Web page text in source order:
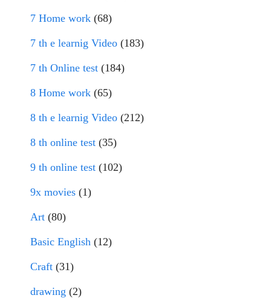
7 Home work (68)
7 th e learnig Video (183)
7 th Online test (184)
8 Home work (65)
8 th e learnig Video (212)
8 th online test (35)
9 th online test (102)
9x movies (1)
Art (80)
Basic English (12)
Craft (31)
drawing (2)